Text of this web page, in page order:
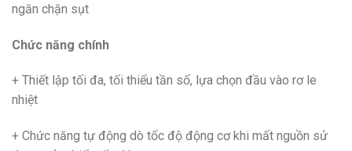
ngăn chặn sụt
Chức năng chính
+ Thiết lập tối đa, tối thiểu tần số, lựa chọn đầu vào rơ le
nhiệt
+ Chức năng tự động dò tốc độ động cơ khi mất nguồn sử